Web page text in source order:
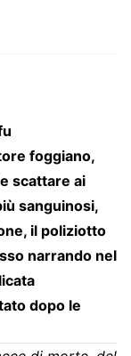
foggiano,
scattare ai
sanguinosi,
il poliziotto
narrando nel
dopo le